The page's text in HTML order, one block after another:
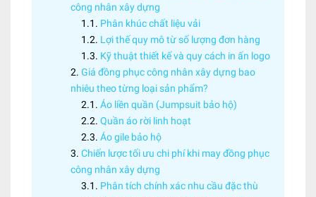
công nhân xây dựng
Phân khúc chất liệu vải
Lợi thế quy mô từ số lượng đơn hàng
Kỹ thuật thiết kế và quy cách in ấn logo
Giá đồng phục công nhân xây dựng bao
nhiêu theo từng loại sản phẩm?
Áo liền quần (Jumpsuit bảo hộ)
Quần áo rời linh hoạt
Áo gile bảo hộ
Chiến lược tối ưu chi phí khi may đồng phục
công nhân xây dựng
Phân tích chính xác nhu cầu đặc thù